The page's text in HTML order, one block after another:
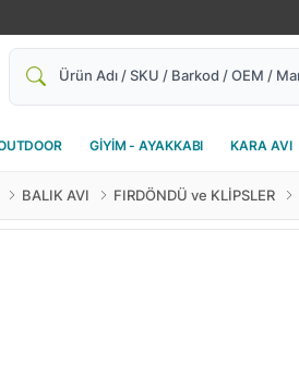
Ara
GİYİM - AYAKKABI KARA AVI
BALIK AVI FIRDÖNDÜ ve KLİPSLER